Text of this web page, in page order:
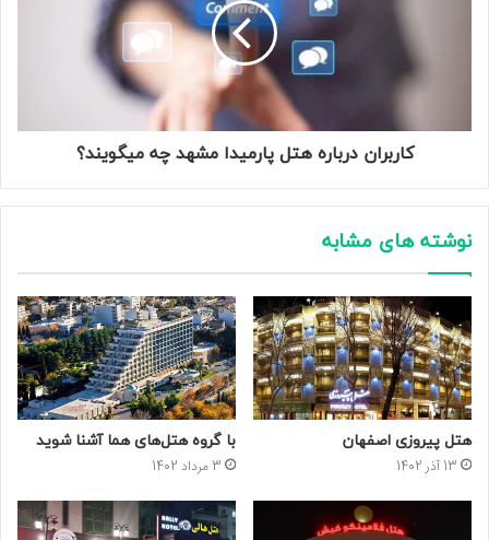
کاربران درباره هتل پارمیدا مشهد چه میگویند؟
نوشته های مشابه
هتل پیروزی اصفهان
13 آذر 1402
با گروه هتل‌های هما آشنا شوید
3 مرداد 1402